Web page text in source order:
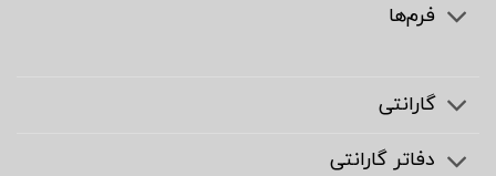
فرم‌ها
گارانتی
دفاتر گارانتی